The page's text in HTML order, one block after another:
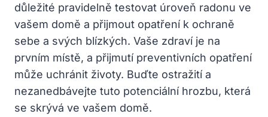
důležité pravidelně testovat úroveň radonu ve
vašem domě a přijmout opatření k ochraně
sebe a svých blízkých. Vaše zdraví je na
prvním místě, a přijmutí preventivních opatření
může uchránit životy. Buďte ostražití a
nezanedbávejte tuto potenciální hrozbu, která
se skrývá ve vašem domě.